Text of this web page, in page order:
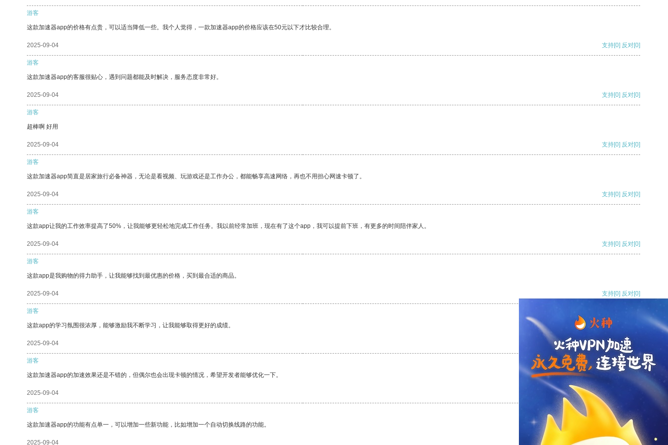
游客
这款加速器app的价格有点贵，可以适当降低一些。我个人觉得，一款加速器app的价格应该在50元以下才比较合理。
2025-09-04 支持[0] 反对[0]
游客
这款加速器app的客服很贴心，遇到问题都能及时解决，服务态度非常好。
2025-09-04 支持[0] 反对[0]
游客
超棒啊 好用
2025-09-04 支持[0] 反对[0]
游客
这款加速器app简直是居家旅行必备神器，无论是看视频、玩游戏还是工作办公，都能畅享高速网络，再也不用担心网速卡顿了。
2025-09-04 支持[0] 反对[0]
游客
这款app让我的工作效率提高了50%，让我能够更轻松地完成工作任务。我以前经常加班，现在有了这个app，我可以提前下班，有更多的时间陪伴家人。
2025-09-04 支持[0] 反对[0]
游客
这款app是我购物的得力助手，让我能够找到最优惠的价格，买到最合适的商品。
2025-09-04 支持[0] 反对[0]
游客
这款app的学习氛围很浓厚，能够激励我不断学习，让我能够取得更好的成绩。
2025-09-04 支持[0] 反对
游客
这款加速器app的加速效果还是不错的，但偶尔也会出现卡顿的情况，希望开发者能够优化一下。
2025-09-04 支持
游客
这款加速器app的功能有点单一，可以增加一些新功能，比如增加一个自动切换线路的功能。
2025-09-04 反对 [0]